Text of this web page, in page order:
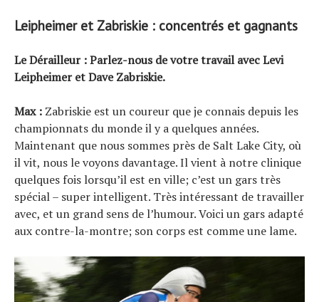
Leipheimer et Zabriskie : concentrés et gagnants
Le Dérailleur : Parlez-nous de votre travail avec Levi
Leipheimer et Dave Zabriskie.
Max : Zabriskie est un coureur que je connais depuis les
championnats du monde il y a quelques années.
Maintenant que nous sommes près de Salt Lake City, où
il vit, nous le voyons davantage. Il vient à notre clinique
quelques fois lorsqu’il est en ville; c’est un gars très
spécial – super intelligent. Très intéressant de travailler
avec, et un grand sens de l’humour. Voici un gars adapté
aux contre-la-montre; son corps est comme une lame.